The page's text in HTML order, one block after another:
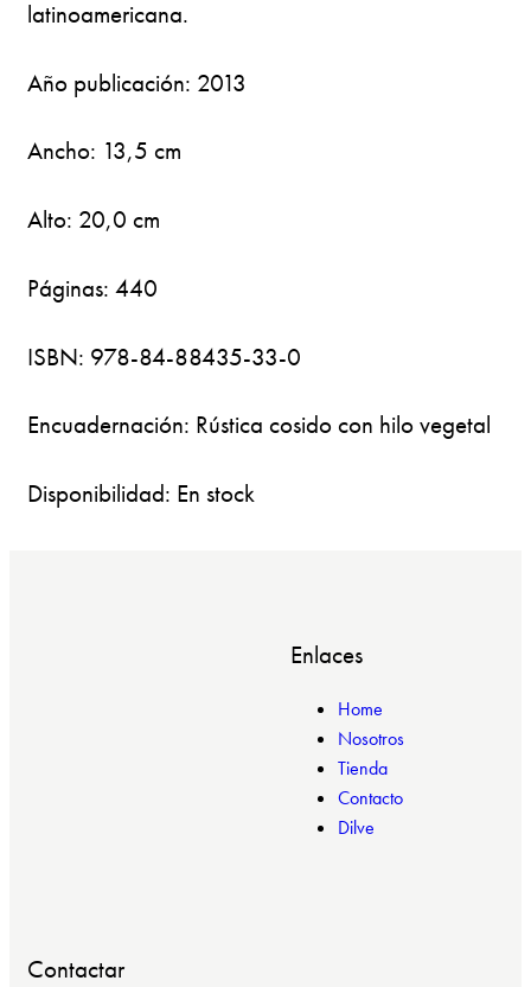
latinoamericana.
Año publicación: 2013
Ancho: 13,5 cm
Alto: 20,0 cm
Páginas: 440
ISBN: 978-84-88435-33-0
Encuadernación: Rústica cosido con hilo vegetal
Disponibilidad: En stock
Enlaces
Home
Nosotros
Tienda
Contacto
Dilve
Contactar